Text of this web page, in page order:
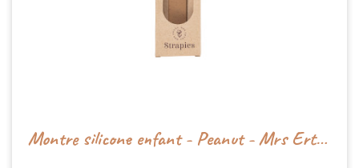
Montre silicone enfant - Peanut - Mrs Ertha